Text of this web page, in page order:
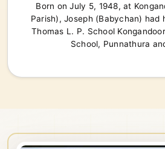
Born on July 5, 1948, at
Parish), Joseph (Babychan) had
Thomas L. P. School
School, Punnathura